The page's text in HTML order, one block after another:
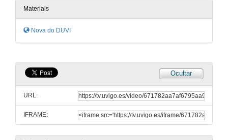
Materiais
Nova do DUVI
Ocultar
URL:
IFRAME: